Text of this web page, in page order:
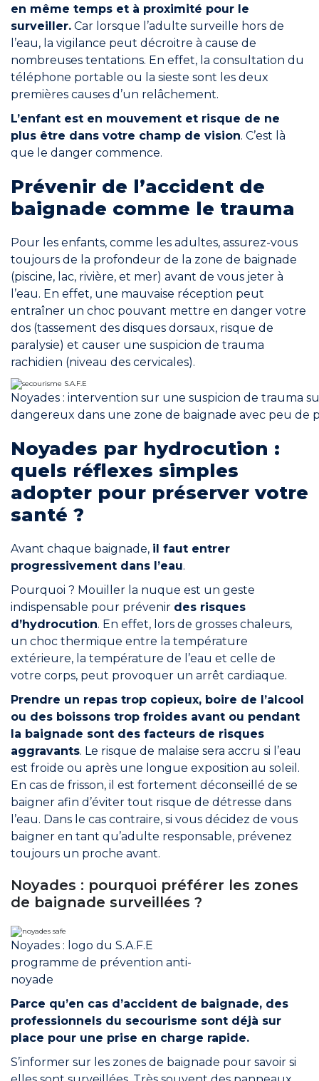
en même temps et à proximité pour le
surveiller. Car lorsque l’adulte surveille hors de
l’eau, la vigilance peut décroitre à cause de
nombreuses tentations. En effet, la consultation du
téléphone portable ou la sieste sont les deux
premières causes d’un relâchement.
L’enfant est en mouvement et risque de ne
plus être dans votre champ de vision. C’est là
que le danger commence.
Prévenir de l’accident de
baignade comme le trauma
Pour les enfants, comme les adultes, assurez-vous
toujours de la profondeur de la zone de baignade
(piscine, lac, rivière, et mer) avant de vous jeter à
l’eau. En effet, une mauvaise réception peut
entraîner un choc pouvant mettre en danger votre
dos (tassement des disques dorsaux, risque de
paralysie) et causer une suspicion de trauma
rachidien (niveau des cervicales).
Noyades : intervention sur une suspicion de trauma
dangereux dans une zone de baignade avec peu de
Noyades par hydrocution :
quels réflexes simples
adopter pour préserver votre
santé ?
Avant chaque baignade, il faut entrer
progressivement dans l’eau.
Pourquoi ? Mouiller la nuque est un geste
indispensable pour prévenir des risques
d’hydrocution. En effet, lors de grosses chaleurs,
un choc thermique entre la température
extérieure, la température de l’eau et celle de
votre corps, peut provoquer un arrêt cardiaque.
Prendre un repas trop copieux, boire de l’alcool
ou des boissons trop froides avant ou pendant
la baignade sont des facteurs de risques
aggravants. Le risque de malaise sera accru si l’eau
est froide ou après une longue exposition au soleil.
En cas de frisson, il est fortement déconseillé de se
baigner afin d’éviter tout risque de détresse dans
l’eau. Dans le cas contraire, si vous décidez de vous
baigner en tant qu’adulte responsable, prévenez
toujours un proche avant.
Noyades : pourquoi préférer les zones
de baignade surveillées ?
Noyades : logo du S.A.F.E
programme de prévention anti-
noyade
Parce qu’en cas d’accident de baignade, des
professionnels du secourisme sont déjà sur
place pour une prise en charge rapide.
S’informer sur les zones de baignade pour savoir si